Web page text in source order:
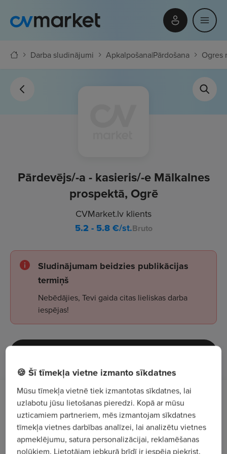
Darba sludinājumi Apkalpošana|Pārdošana Ogres
Pārdevējs/-a - kasieris/-e Mālkalnes
prospektā, Ogrē
CVMarket.lv klients
5.2 - 5.8€/st.Bruto
Sludinājumam beidzies publikācijas
termiņš
Nebēdājies, Tevi gaida citas lieliskas darba
iespējas!
Darba apraksts
Aicinām darbāpārdevēju - kasieri"Elvi",
Mālkalnes prospektā 3, Ogrē.
🍪 Šī tīmekļa vietne izmanto sīkdatnes
Mūsu tīmekļa vietnē tiek izmantotas sīkdatnes, lai
uzlabotu jūsu lietošanas pieredzi. Kopā ar mūsu
uzticamiem partneriem, mēs izmantojam sīkdatnes
tīmekļa vietnes darbības analīzei, lai analizētu vietnes
apmeklējumu, satura personalizācijai, reklamēšanas
nolūkiem. Lietotājam jebkurā brīdī ir iespēja piekrist,